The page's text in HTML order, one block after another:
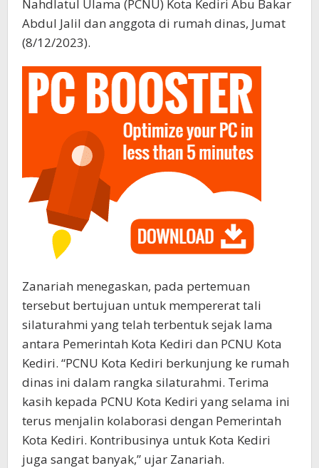
Nahdlatul Ulama (PCNU) Kota Kediri Abu Bakar
Abdul Jalil dan anggota di rumah dinas, Jumat
(8/12/2023).
Zanariah menegaskan, pada pertemuan
tersebut bertujuan untuk mempererat tali
silaturahmi yang telah terbentuk sejak lama
antara Pemerintah Kota Kediri dan PCNU Kota
Kediri. “PCNU Kota Kediri berkunjung ke rumah
dinas ini dalam rangka silaturahmi. Terima
kasih kepada PCNU Kota Kediri yang selama ini
terus menjalin kolaborasi dengan Pemerintah
Kota Kediri. Kontribusinya untuk Kota Kediri
juga sangat banyak,” ujar Zanariah.